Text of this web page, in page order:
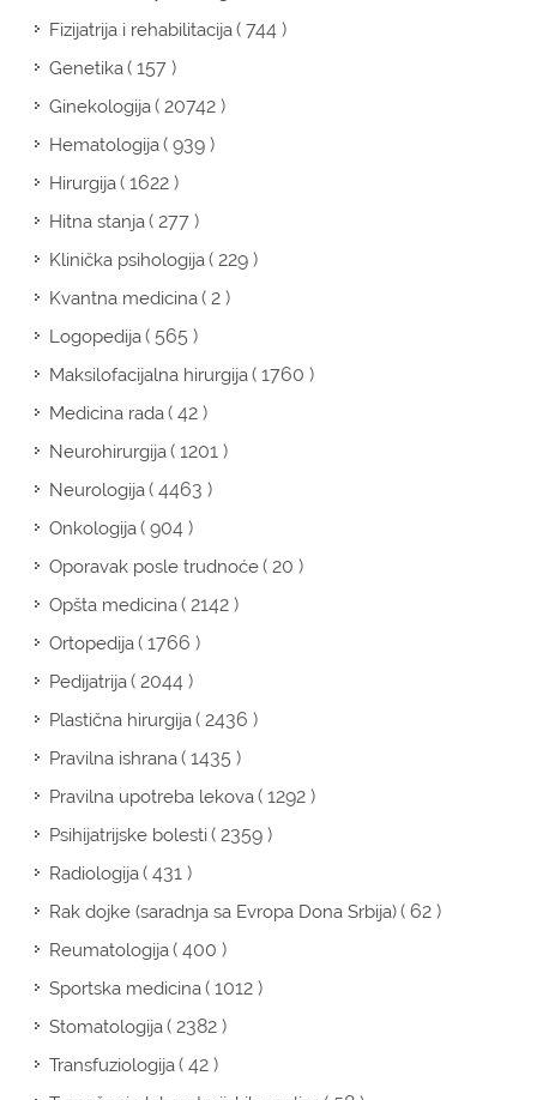
Fizijatrija i rehabilitacija( 744 )
Genetika( 157 )
Ginekologija( 20742 )
Hematologija( 939 )
Hirurgija( 1622 )
Hitna stanja( 277 )
Klinička psihologija( 229 )
Kvantna medicina( 2 )
Logopedija( 565 )
Maksilofacijalna hirurgija( 1760 )
Medicina rada( 42 )
Neurohirurgija( 1201 )
Neurologija( 4463 )
Onkologija( 904 )
Oporavak posle trudnoće( 20 )
Opšta medicina( 2142 )
Ortopedija( 1766 )
Pedijatrija( 2044 )
Plastična hirurgija( 2436 )
Pravilna ishrana( 1435 )
Pravilna upotreba lekova( 1292 )
Psihijatrijske bolesti( 2359 )
Radiologija( 431 )
Rak dojke (saradnja sa Evropa Dona Srbija)( 62 )
Reumatologija( 400 )
Sportska medicina( 1012 )
Stomatologija( 2382 )
Transfuziologija( 42 )